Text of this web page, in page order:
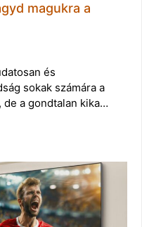
magukra a
és
sokak számára a
a gondtalan kika…